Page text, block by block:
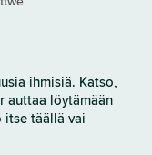
ihmisiä. Katso,
auttaa löytämään
täällä vai